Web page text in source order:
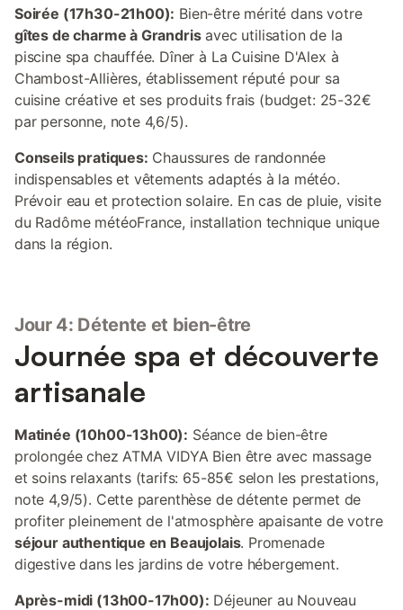
Soirée (17h30-21h00): Bien-être mérité dans votre
gîtes de charme à Grandrisavec utilisation de la
piscine spa chauffée. Dîner à La Cuisine D'Alex à
Chambost-Allières, établissement réputé pour sa
cuisine créative et ses produits frais (budget: 25-32€
par personne, note 4,6/5).
Conseils pratiques: Chaussures de randonnée
indispensables et vêtements adaptés à la météo.
Prévoir eau et protection solaire. En cas de pluie, visite
du Radôme météoFrance, installation technique unique
dans la région.
Jour 4: Détente et bien-être
Journée spa et découverte
artisanale
Matinée (10h00-13h00): Séance de bien-être
prolongée chez ATMA VIDYA Bien être avec massage
et soins relaxants (tarifs: 65-85€ selon les prestations,
note 4,9/5). Cette parenthèse de détente permet de
profiter pleinement de l'atmosphère apaisante de votre
séjour authentique en Beaujolais. Promenade
digestive dans les jardins de votre hébergement.
Après-midi (13h00-17h00): Déjeuner au Nouveau